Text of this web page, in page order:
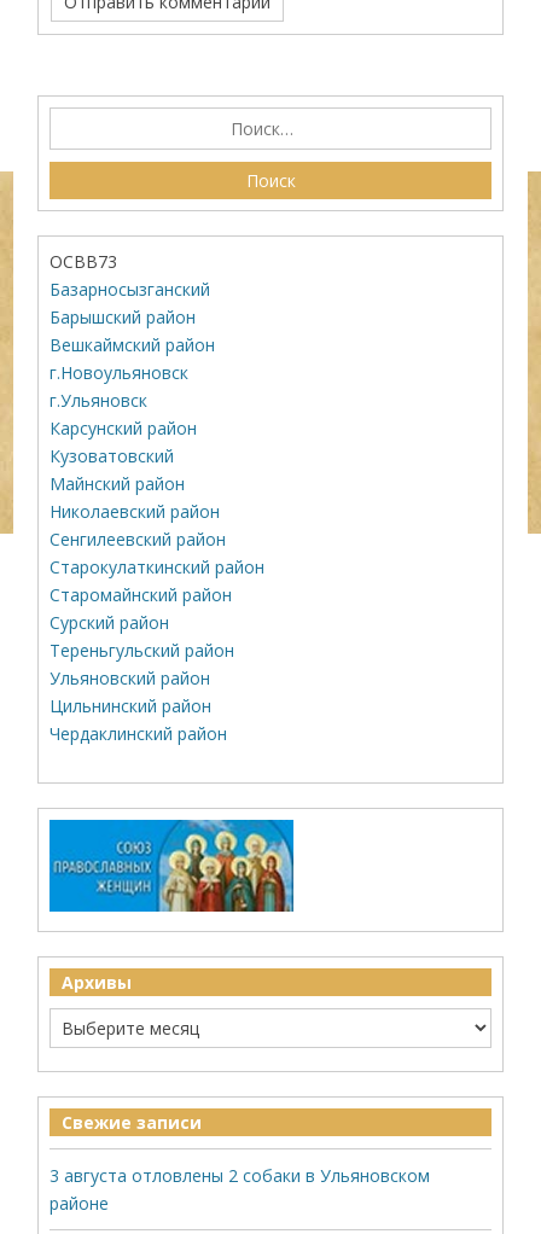
ОСВВ73
Базарносызганский
Барышский район
Вешкаймский район
г.Новоульяновск
г.Ульяновск
Карсунский район
Кузоватовский
Майнский район
Николаевский район
Сенгилеевский район
Старокулаткинский район
Старомайнский район
Сурский район
Тереньгульский район
Ульяновский район
Цильнинский район
Чердаклинский район
Архивы
Свежие записи
3 августа отловлены 2 собаки в Ульяновском
районе